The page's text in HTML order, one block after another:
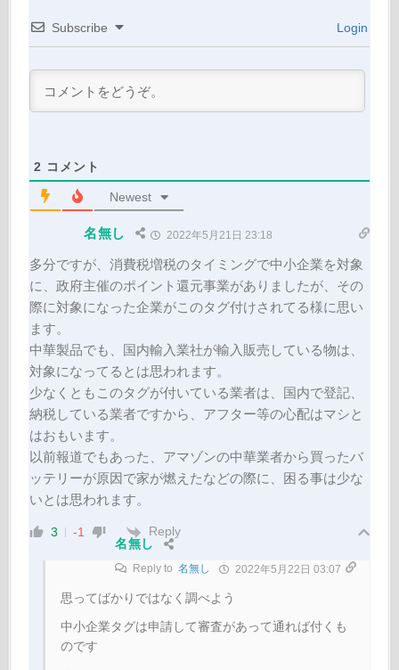
Subscribe Login
2 コメント
Newest
名無し 2022年5月21日 23:18
多分ですが、消費税増税のタイミングで中小企業を対象
に、政府主催のポイント還元事業がありましたが、その
際に対象になった企業がこのタグ付けされてる様に思い
ます。
中華製品でも、国内輸入業社が輸入販売している物は、
対象になってるとは思われます。
少なくともこのタグが付いている業者は、国内で登記、
納税している業者ですから、アフター等の心配はマシと
はおもいます。
以前報道でもあった、アマゾンの中華業者から買ったバ
ッテリーが原因で家が燃えたなどの際に、困る事は少な
いとは思われます。
3 -1
Reply
名無し
Reply to 名無し 2022年5月22日 03:07
思ってばかりではなく調べよう
中小企業タグは申請して審査があって通れば付くも
のです